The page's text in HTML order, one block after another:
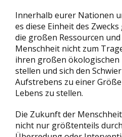
Innerhalb eurer Nationen
es diese Einheit des
die großen Ressourcen
Menschheit nicht zum
ihren großen
stellen und sich den
Aufstrebens zu einer
Lebens zu stellen.
Die Zukunft der
nicht nur größtenteils